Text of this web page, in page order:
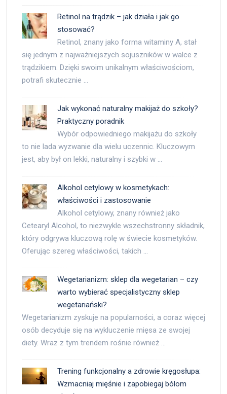
Retinol na trądzik – jak działa i jak go
stosować?
Retinol, znany jako forma witaminy A, stał
się jednym z najważniejszych sojuszników w walce z
trądzikiem. Dzięki swoim unikalnym właściwościom,
potrafi skutecznie …
Jak wykonać naturalny makijaż do szkoły?
Praktyczny poradnik
Wybór odpowiedniego makijażu do szkoły
to nie lada wyzwanie dla wielu uczennic. Kluczowym
jest, aby był on lekki, naturalny i szybki w …
Alkohol cetylowy w kosmetykach:
właściwości i zastosowanie
Alkohol cetylowy, znany również jako
Cetearyl Alcohol, to niezwykle wszechstronny składnik,
który odgrywa kluczową rolę w świecie kosmetyków.
Oferując szereg właściwości, takich …
Wegetarianizm: sklep dla wegetarian – czy
warto wybierać specjalistyczny sklep
wegetariański?
Wegetarianizm zyskuje na popularności, a coraz więcej
osób decyduje się na wykluczenie mięsa ze swojej
diety. Wraz z tym trendem rośnie również …
Trening funkcjonalny a zdrowie kręgosłupa:
Wzmacniaj mięśnie i zapobiegaj bólom